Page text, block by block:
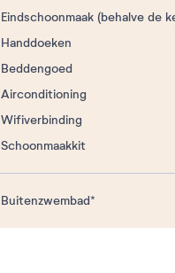
Eindschoonmaak (behalve de
Handdoeken
Beddengoed
Airconditioning
Wifiverbinding
Schoonmaakkit
Buitenzwembad*